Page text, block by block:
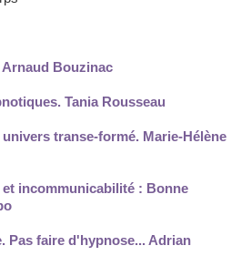
Bouzinac
Tania Rousseau
transe-formé. Marie-Hélène
incommunicabilité : Bonne
Pas faire d'hypnose... Adrian